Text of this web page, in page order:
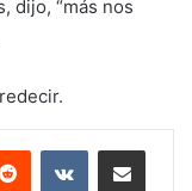
dijo, “más nos
Reddit VKontakteShare via Email